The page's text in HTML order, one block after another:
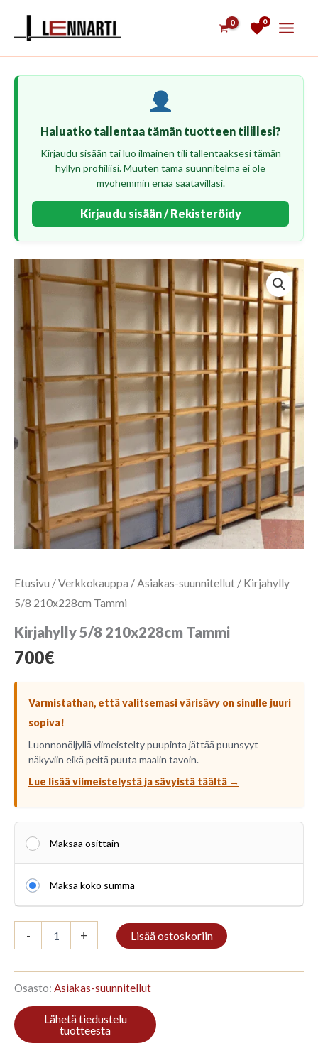
0
Haluatko tallentaa tämän tuotteen tilillesi?
Kirjaudu sisään tai luo ilmainen tili tallentaaksesi tämän
hyllyn profiiliisi. Muuten tämä suunnitelma ei ole
myöhemmin enää saatavillasi.
Kirjaudu sisään / Rekisteröidy
Etusivu /Verkkokauppa / Asiakas-suunnitellut / Kirjahylly
5/8 210x228cm Tammi
Kirjahylly 5/8 210x228cm Tammi
700€
Varmistathan, että valitsemasi värisävy on sinulle juuri
sopiva!
Luonnonöljyllä viimeistelty puupinta jättää puunsyyt
näkyviin eikä peitä puuta maalin tavoin.
Lue lisää viimeistelystä ja sävyistä täältä →
Maksaa osittain
Maksa koko summa
-
5/8
Tammi
määrä
+ Lisää ostoskoriin
Osasto: Asiakas-suunnitellut